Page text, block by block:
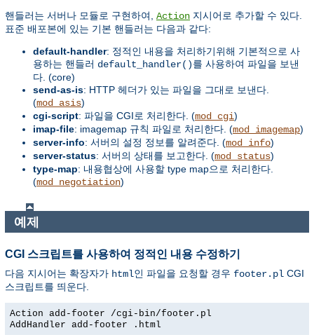
핸들러는 서버나 모듈로 구현하여, Action 지시어로 추가할 수 있다.
표준 배포본에 있는 기본 핸들러는 다음과 같다:
default-handler: 정적인 내용을 처리하기위해 기본적으로 사
용하는 핸들러 default_handler()를 사용하여 파일을 보낸
다. (core)
send-as-is: HTTP 헤더가 있는 파일을 그대로 보낸다.
(mod_asis)
cgi-script: 파일을 CGI로 처리한다. (mod_cgi)
imap-file: imagemap 규칙 파일로 처리한다. (mod_imagemap)
server-info: 서버의 설정 정보를 알려준다. (mod_info)
server-status: 서버의 상태를 보고한다. (mod_status)
type-map: 내용협상에 사용할 type map으로 처리한다.
(mod_negotiation)
예제
CGI 스크립트를 사용하여 정적인 내용 수정하기
다음 지시어는 확장자가 html인 파일을 요청할 경우 footer.pl CGI
스크립트를 띄운다.
Action add-footer /cgi-bin/footer.pl
AddHandler add-footer .html